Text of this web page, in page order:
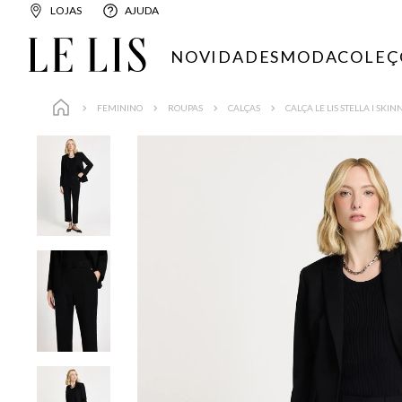
LOJAS AJUDA
NOVIDADESMODA
FEMININO ROUPAS CALÇAS CALÇA LE LIS STELLA I